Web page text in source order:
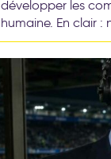
développer les
humaine. En clair :